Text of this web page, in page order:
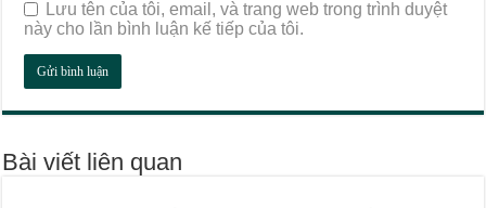
Lưu tên của tôi, email, và trang web trong trình duyệt
này cho lần bình luận kế tiếp của tôi.
Bài viết liên quan